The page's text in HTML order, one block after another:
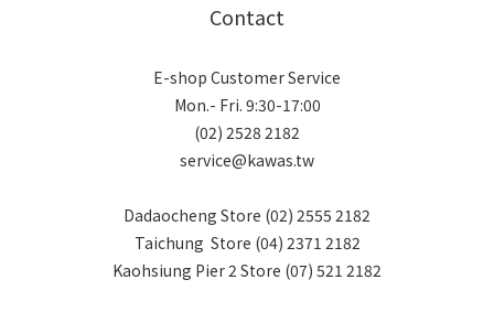
Contact
E-shop Customer Service
Mon.- Fri. 9:30-17:00
(02) 2528 2182
service@kawas.tw
Dadaocheng Store (02) 2555 2182
Taichung Store (04) 2371 2182
Kaohsiung Pier 2 Store (07) 521 2182